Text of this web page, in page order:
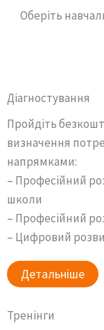
Оберіть
Діагностування
Пройдіть
визначення
напрямками:
– Професійний
школи
– Професійний
– Цифровий
Детальніше
Тренінги